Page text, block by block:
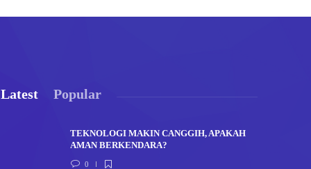
Latest Popular
TEKNOLOGI MAKIN CANGGIH, APAKAH
AMAN BERKENDARA?
0